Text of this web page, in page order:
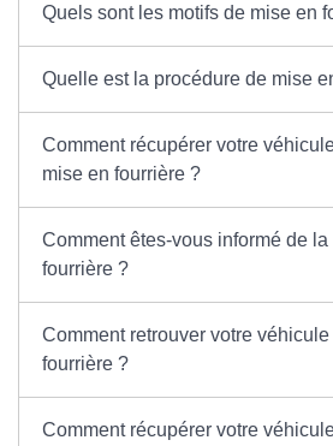
Quels sont les motifs de mise en
Quelle est la procédure de mise
Comment récupérer votre
mise en fourrière ?
Comment êtes-vous informé de la
fourrière ?
Comment retrouver votre véhicule
fourrière ?
Comment récupérer votre